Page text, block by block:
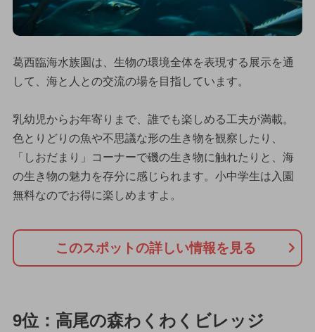
葛西臨海水族園は、生物の環境全体を表現する展示を通
して、海と人との交流の場を目指しています。
乳幼児からお年寄りまで、誰でも楽しめる工夫が満載。
色とりどりの魚や不思議な形の生き物を観察したり、
「しおだまり」コーナーで磯の生き物に触れたりと、海
の生き物の魅力を存分に感じられます。小中学生は入園
無料なのでお得に楽しめますよ。
このスポットの詳しい情報を見る
9位：高尾の森わくわくビレッジ